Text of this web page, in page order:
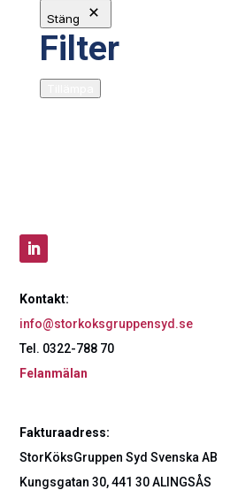
Stäng
Filter
Kontakt:
info@storkoksgruppensyd.se
Tel. 0322-788 70
Felanmälan
Fakturaadress:
StorKöksGruppen Syd Svenska AB
Kungsgatan 30, 441 30 ALINGSÅS